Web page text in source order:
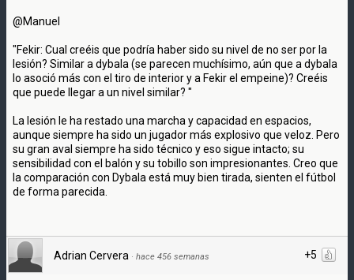
@Manuel
"Fekir: Cual creéis que podría haber sido su nivel de no ser por la
lesión? Similar a dybala (se parecen muchísimo, aún que a dybala
lo asoció más con el tiro de interior y a Fekir el empeine)? Creéis
que puede llegar a un nivel similar? "
La lesión le ha restado una marcha y capacidad en espacios,
aunque siempre ha sido un jugador más explosivo que veloz. Pero
su gran aval siempre ha sido técnico y eso sigue intacto; su
sensibilidad con el balón y su tobillo son impresionantes. Creo que
la comparación con Dybala está muy bien tirada, sienten el fútbol
de forma parecida.
+5
Adrian Cervera · hace 456 semanas